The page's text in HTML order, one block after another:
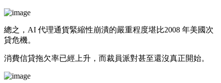
總之，AI 代理通貨緊縮性崩潰的嚴重程度堪比2008 年美國次
貸危機。
消費信貸拖欠率已經上升，而裁員派對甚至還沒真正開始。